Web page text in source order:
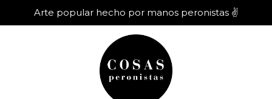
Arte popular hecho por manos peronistas ✌️